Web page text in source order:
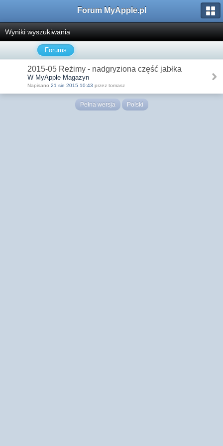
Forum MyApple.pl
Wyniki wyszukiwania
Forums
2015-05 Reżimy - nadgryziona część jabłka
W MyApple Magazyn
Napisano 21 sie 2015 10:43 przez tomasz
Pełna wersja Polski